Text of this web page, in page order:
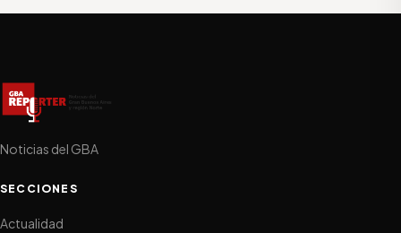
Noticias del GBA
SECCIONES
Actualidad